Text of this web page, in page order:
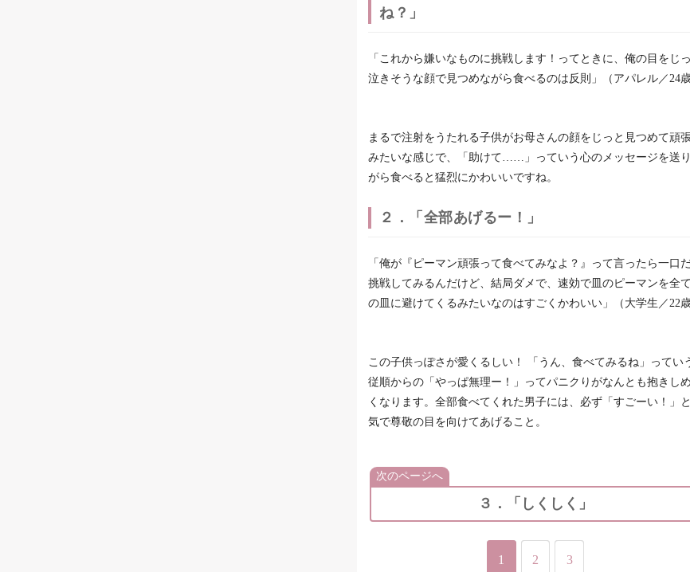
ね？」
「これから嫌いなものに挑戦します！ってときに、俺の目をじ
泣きそうな顔で見つめながら食べるのは反則」（アパレル／24歳
まるで注射をうたれる子供がお母さんの顔をじっと見つめて頑
みたいな感じで、「助けて……」っていう心のメッセージを送
がら食べると猛烈にかわいいですね。
２．「全部あげるー！」
「俺が『ピーマン頑張って食べてみなよ？』って言ったら一口
挑戦してみるんだけど、結局ダメで、速効で皿のピーマンを全
の皿に避けてくるみたいなのはすごくかわいい」（大学生／22歳
この子供っぽさが愛くるしい！ 「うん、食べてみるね」ってい
従順からの「やっぱ無理ー！」ってパニクりがなんとも抱きし
くなります。全部食べてくれた男子には、必ず「すごーい！」
気で尊敬の目を向けてあげること。
次のページへ
３．「しくしく」
1 2 3